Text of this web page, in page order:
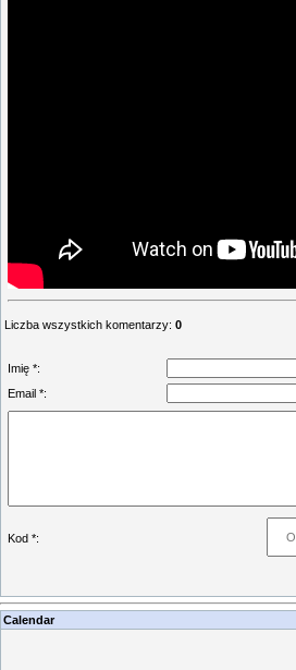
Liczba wszystkich komentarzy: 0
Imię *:
Email *:
Kod *:
Calendar